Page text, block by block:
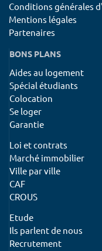
Conditions générales
Mentions légales
Partenaires
BONS PLANS
Aides au logement
Spécial étudiants
Colocation
Se loger
Garantie
Loi et contrats
Marché immobilier
Ville par ville
CAF
CROUS
Etude
Ils parlent de nous
Recrutement